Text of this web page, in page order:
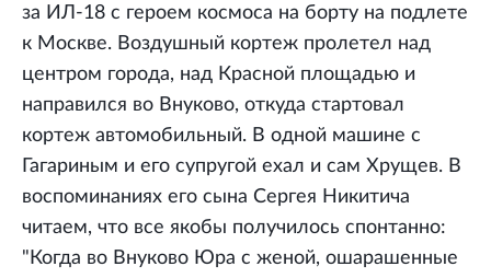
за ИЛ-18 с героем космоса на борту на подлете
к Москве. Воздушный кортеж пролетел над
центром города, над Красной площадью и
направился во Внуково, откуда стартовал
кортеж автомобильный. В одной машине с
Гагариным и его супругой ехал и сам Хрущев. В
воспоминаниях его сына Сергея Никитича
читаем, что все якобы получилось спонтанно:
"Когда во Внуково Юра с женой, ошарашенные